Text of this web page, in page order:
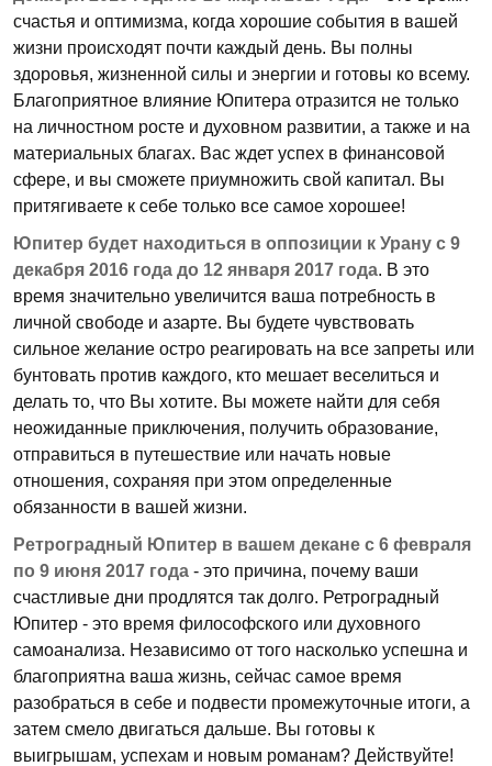
счастья и оптимизма, когда хорошие события в вашей
жизни происходят почти каждый день. Вы полны
здоровья, жизненной силы и энергии и готовы ко всему.
Благоприятное влияние Юпитера отразится не только
на личностном росте и духовном развитии, а также и на
материальных благах. Вас ждет успех в финансовой
сфере, и вы сможете приумножить свой капитал. Вы
притягиваете к себе только все самое хорошее!
Юпитер будет находиться в оппозиции к Урану с 9
декабря 2016 года до 12 января 2017 года. В это
время значительно увеличится ваша потребность в
личной свободе и азарте. Вы будете чувствовать
сильное желание остро реагировать на все запреты или
бунтовать против каждого, кто мешает веселиться и
делать то, что Вы хотите. Вы можете найти для себя
неожиданные приключения, получить образование,
отправиться в путешествие или начать новые
отношения, сохраняя при этом определенные
обязанности в вашей жизни.
Ретроградный Юпитер в вашем декане с 6 февраля
по 9 июня 2017 года - это причина, почему ваши
счастливые дни продлятся так долго. Ретроградный
Юпитер - это время философского или духовного
самоанализа. Независимо от того насколько успешна и
благоприятна ваша жизнь, сейчас самое время
разобраться в себе и подвести промежуточные итоги, а
затем смело двигаться дальше. Вы готовы к
выигрышам, успехам и новым романам? Действуйте!